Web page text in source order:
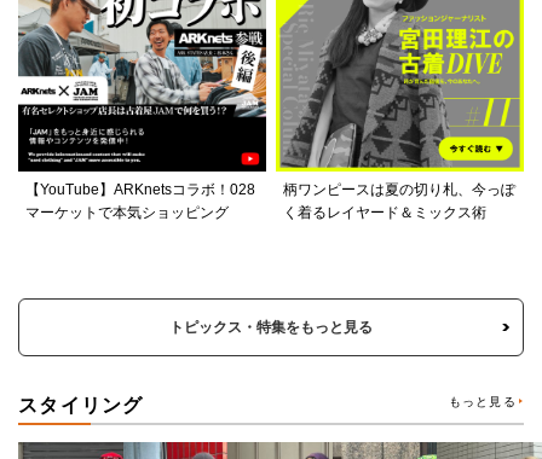
【YouTube】ARKnetsコラボ！028
マーケットで本気ショッピング
柄ワンピースは夏の切り札、今っぽ
く着るレイヤード＆ミックス術
トピックス・特集をもっと見る
スタイリング もっと見る